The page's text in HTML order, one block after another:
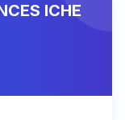
ICHE